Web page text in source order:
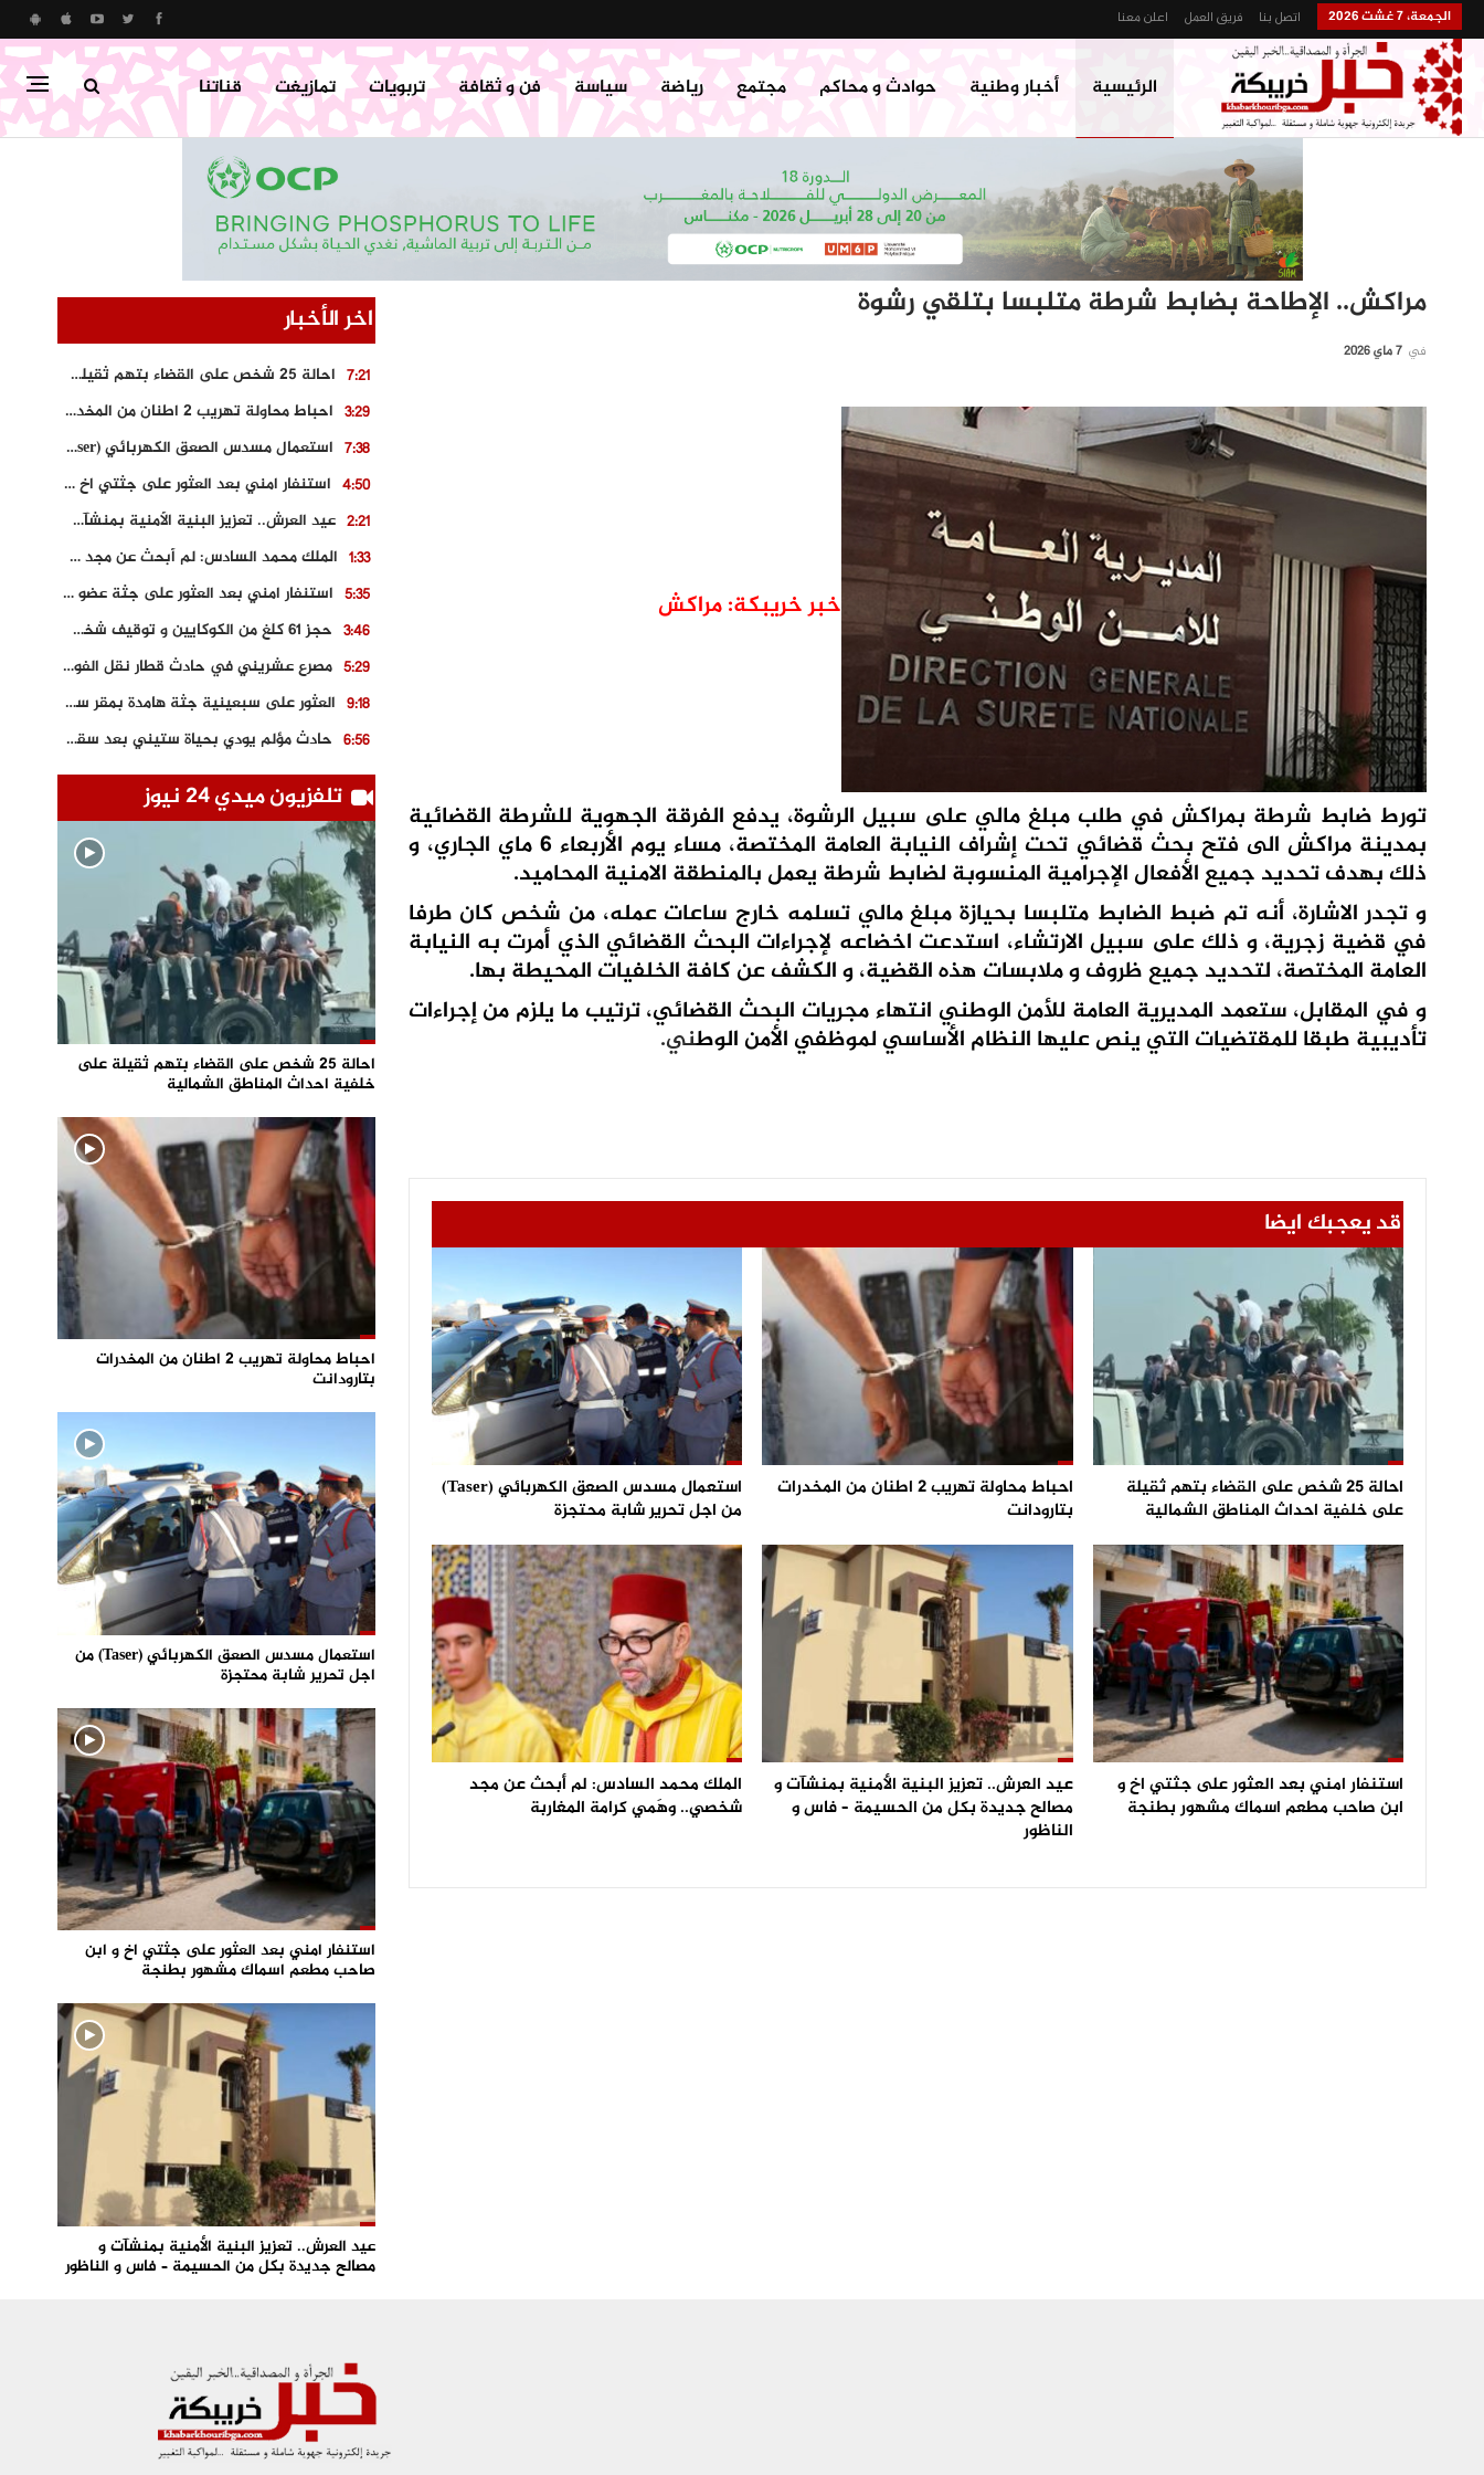
الجمعة، 7 غشت 2026 اتصل بنا فريق العمل اعلن معنا
الرئيسية أخبار وطنية حوادث و محاكم مجتمع رياضة سياسة فن و ثقافة تربويات تمازيغت قناتنا
مراكش.. الإطاحة بضابط شرطة متلبسا بتلقي رشوة
في 7 ماي 2026
خبر خريبكة: مراكش
تورط ضابط شرطة بمراكش في طلب مبلغ مالي على سبيل الرشوة، يدفع الفرقة الجهوية للشرطة القضائية
بمدينة مراكش الى فتح بحث قضائي تحت إشراف النيابة العامة المختصة، مساء يوم الأربعاء 6 ماي الجاري، و
ذلك بهدف تحديد جميع الأفعال الإجرامية المنسوبة لضابط شرطة يعمل بالمنطقة الامنية المحاميد.
و تجدر الاشارة، أنه تم ضبط الضابط متلبسا بحيازة مبلغ مالي تسلمه خارج ساعات عمله، من شخص كان طرفا
في قضية زجرية، و ذلك على سبيل الارتشاء، استدعت اخضاعه لإجراءات البحث القضائي الذي أمرت به النيابة
العامة المختصة، لتحديد جميع ظروف و ملابسات هذه القضية، و الكشف عن كافة الخلفيات المحيطة بها.
و في المقابل، ستعمد المديرية العامة للأمن الوطني انتهاء مجريات البحث القضائي، ترتيب ما يلزم من إجراءات
تأديبية طبقا للمقتضيات التي ينص عليها النظام الأساسي لموظفي الأمن الوطني.
قد يعجبك ايضا
احالة 25 شخص على القضاء بتهم ثقيلة
على خلفية احداث المناطق الشمالية
احباط محاولة تهريب 2 اطنان من المخدرات
بتارودانت
استعمال مسدس الصعق الكهربائي (Taser)
من اجل تحرير شابة محتجزة
استنفار امني بعد العثور على جثتي اخ و
ابن صاحب مطعم اسماك مشهور بطنجة
عيد العرش.. تعزيز البنية الأمنية بمنشآت و
مصالح جديدة بكل من الحسيمة – فاس و
الناظور
الملك محمد السادس: لم أبحث عن مجد
شخصي.. وهَمي كرامة المغاربة
اخر الأخبار
7:21
احالة 25 شخص على القضاء بتهم ثقيلة على خلفية احداث المناطق الشمالية
3:29
احباط محاولة تهريب 2 اطنان من المخدرات بتارودانت
7:38
استعمال مسدس الصعق الكهربائي (Taser) من اجل تحرير شابة محتجزة
4:50
استنفار امني بعد العثور على جثتي اخ و ابن صاحب مطعم اسماك مشهور بطنجة
2:21
عيد العرش.. تعزيز البنية الأمنية بمنشآت و مصالح جديدة بكل من الحسيمة – فاس و الناظور
1:33
الملك محمد السادس: لم أبحث عن مجد شخصي.. وهَمي كرامة المغاربة
5:35
استنفار امني بعد العثور على جثة عضو سابق في حزب المصباح بالقنيطرة..
3:46
حجز 61 كلغ من الكوكايين و توقيف شخصين بالكركرات
5:29
مصرع عشريني في حادث قطار نقل الفوسفاط..
9:18
العثور على سبعينية جثة هامدة بمقر سكناها بمراكش
6:56
حادث مؤلم يودي بحياة ستيني بعد سقوطه في فرن تقليدي “للجير”
3:02
مصرع شابة ثلاثينية إثر سقوط سيارتها من منحدر خطير بالجرف الأصفر
3:04
6:42
العثور على جثة سبعيني مدفونة بعد أسابيع من اختفائه الغامض
4:40
تلفزيون ميدي 24 نيوز
احالة 25 شخص على القضاء بتهم ثقيلة على
خلفية احداث المناطق الشمالية
احباط محاولة تهريب 2 اطنان من المخدرات
بتارودانت
استعمال مسدس الصعق الكهربائي (Taser) من
اجل تحرير شابة محتجزة
استنفار امني بعد العثور على جثتي اخ و ابن
صاحب مطعم اسماك مشهور بطنجة
عيد العرش.. تعزيز البنية الأمنية بمنشآت و
مصالح جديدة بكل من الحسيمة – فاس و الناظور